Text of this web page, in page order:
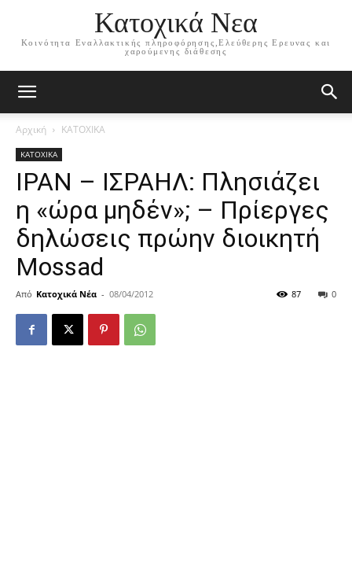
Κατοχικά Νεα
Κοινότητα Εναλλακτικής πληροφόρησης,Ελεύθερης Ερευνας και
χαρούμενης διάθεσης
Αρχική ΚΑΤΟΧΙΚΑ
ΚΑΤΟΧΙΚΑ
ΙΡΑΝ – ΙΣΡΑΗΛ: Πλησιάζει
η «ώρα μηδέν»; – Πρίεργες
δηλώσεις πρώην διοικητή
Mossad
Από Κατοχικά Νέα - 08/04/2012 0
87